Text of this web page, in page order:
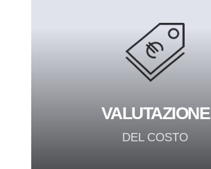
VALUTAZIONE
DEL COSTO